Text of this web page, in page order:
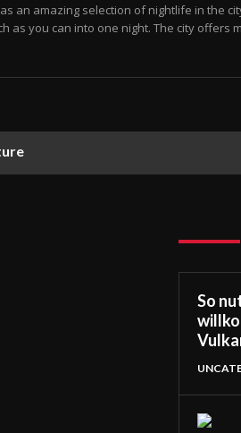
an amazing selection of nightlife in the
as you can into one night. The city offers
So